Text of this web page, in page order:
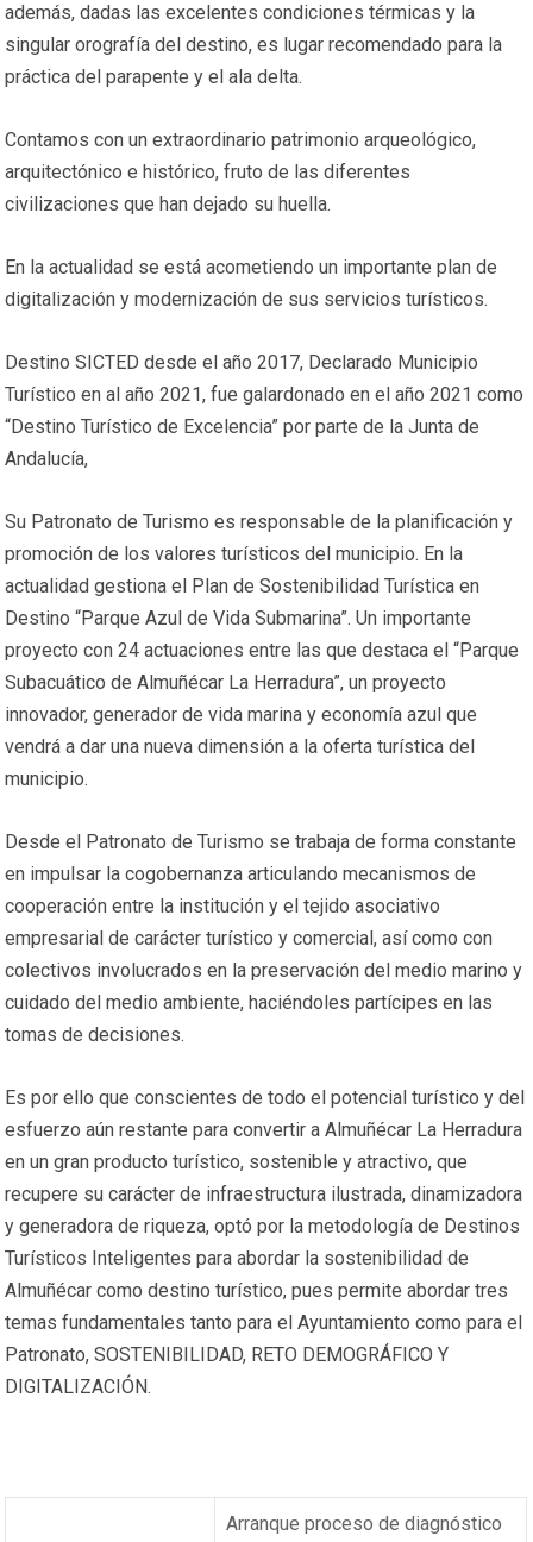
además, dadas las excelentes condiciones térmicas y la
singular orografía del destino, es lugar recomendado para la
práctica del parapente y el ala delta.
Contamos con un extraordinario patrimonio arqueológico,
arquitectónico e histórico, fruto de las diferentes
civilizaciones que han dejado su huella.
En la actualidad se está acometiendo un importante plan de
digitalización y modernización de sus servicios turísticos.
Destino SICTED desde el año 2017, Declarado Municipio
Turístico en al año 2021, fue galardonado en el año 2021 como
“Destino Turístico de Excelencia” por parte de la Junta de
Andalucía,
Su Patronato de Turismo es responsable de la planificación y
promoción de los valores turísticos del municipio. En la
actualidad gestiona el Plan de Sostenibilidad Turística en
Destino “Parque Azul de Vida Submarina”. Un importante
proyecto con 24 actuaciones entre las que destaca el “Parque
Subacuático de Almuñécar La Herradura”, un proyecto
innovador, generador de vida marina y economía azul que
vendrá a dar una nueva dimensión a la oferta turística del
municipio.
Desde el Patronato de Turismo se trabaja de forma constante
en impulsar la cogobernanza articulando mecanismos de
cooperación entre la institución y el tejido asociativo
empresarial de carácter turístico y comercial, así como con
colectivos involucrados en la preservación del medio marino y
cuidado del medio ambiente, haciéndoles partícipes en las
tomas de decisiones.
Es por ello que conscientes de todo el potencial turístico y del
esfuerzo aún restante para convertir a Almuñécar La Herradura
en un gran producto turístico, sostenible y atractivo, que
recupere su carácter de infraestructura ilustrada, dinamizadora
y generadora de riqueza, optó por la metodología de Destinos
Turísticos Inteligentes para abordar la sostenibilidad de
Almuñécar como destino turístico, pues permite abordar tres
temas fundamentales tanto para el Ayuntamiento como para el
Patronato, SOSTENIBILIDAD, RETO DEMOGRÁFICO Y
DIGITALIZACIÓN.
Arranque proceso de diagnóstico